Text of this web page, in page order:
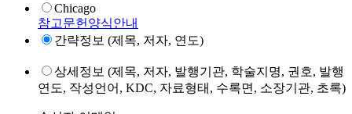
Chicago
참고문헌양식안내
간략정보 (제목, 저자, 연도)
상세정보 (제목, 저자, 발행기관, 학술지명, 권호, 발행
연도, 작성언어, KDC, 자료형태, 수록면, 소장기관, 초록)